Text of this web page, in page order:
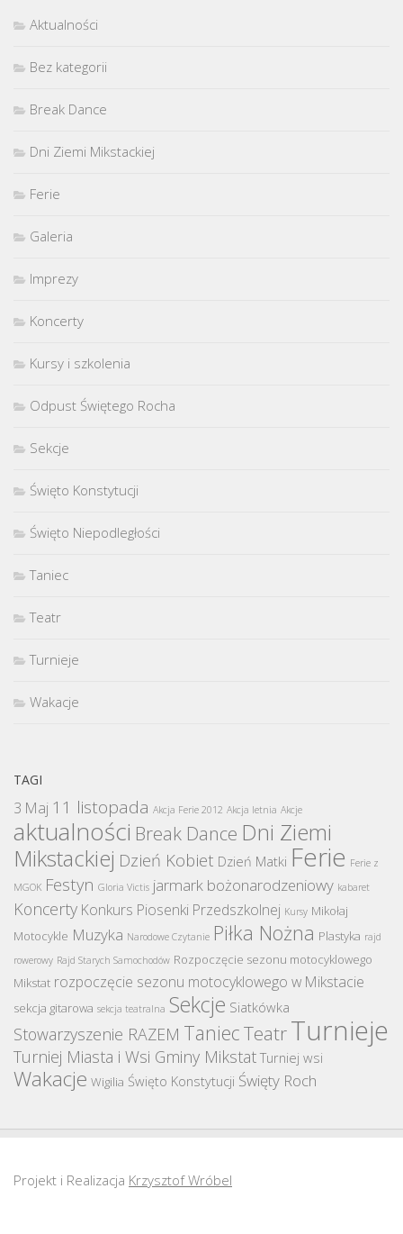
Aktualności
Bez kategorii
Break Dance
Dni Ziemi Mikstackiej
Ferie
Galeria
Imprezy
Koncerty
Kursy i szkolenia
Odpust Świętego Rocha
Sekcje
Święto Konstytucji
Święto Niepodległości
Taniec
Teatr
Turnieje
Wakacje
TAGI
3 Maj 11 listopada Akcja Ferie 2012 Akcja letnia Akcje
aktualności Break Dance Dni Ziemi
Mikstackiej Dzień Kobiet Dzień Matki Ferie Ferie z
MGOK Festyn Gloria Victis jarmark bożonarodzeniowy kabaret
Koncerty Konkurs Piosenki Przedszkolnej Kursy Mikołaj
Motocykle Muzyka Narodowe Czytanie Piłka Nożna Plastyka rajd
rowerowy Rajd Starych Samochodów Rozpoczęcie sezonu motocyklowego
Mikstat rozpoczęcie sezonu motocyklowego w Mikstacie
sekcja gitarowa sekcja teatralna Sekcje Siatkówka
Stowarzyszenie RAZEM TaniecTeatrTurnieje
Turniej Miasta i Wsi Gminy Mikstat Turniej wsi
Wakacje Wigilia Święto Konstytucji Święty Roch
Projekt i Realizacja Krzysztof Wróbel